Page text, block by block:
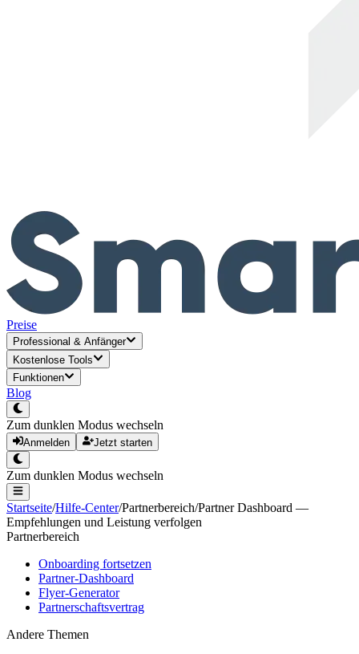
Preise
Professional & Anfänger
Kostenlose Tools
Funktionen
Blog
Zum dunklen Modus wechseln
Anmelden Jetzt starten
Zum dunklen Modus wechseln
Startseite/Hilfe-Center/Partnerbereich/Partner Dashboard —
Empfehlungen und Leistung verfolgen
Partnerbereich
Onboarding fortsetzen
Partner-Dashboard
Flyer-Generator
Partnerschaftsvertrag
Andere Themen